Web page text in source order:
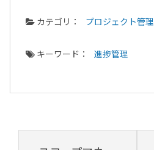
カテゴリ： プロジェクト管理
キーワード： 進捗管理